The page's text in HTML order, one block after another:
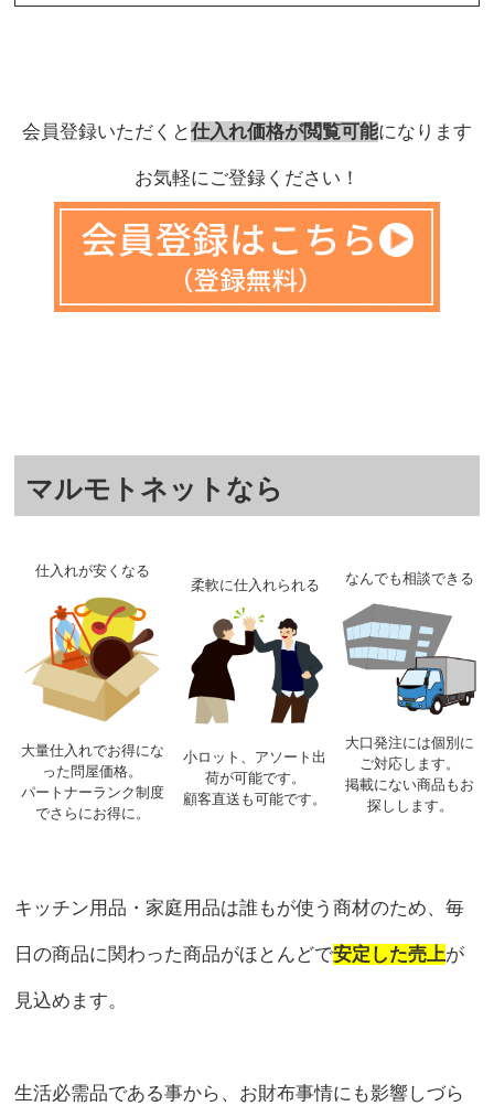
会員登録いただくと仕入れ価格が閲覧可能になります
お気軽にご登録ください！
マルモトネットなら
仕入れが安くなる
大量仕入れでお得にな
った問屋価格。
パートナーランク制度
でさらにお得に。
柔軟に仕入れられる
小ロット、アソート出
荷が可能です。
顧客直送も可能です。
なんでも相談できる
大口発注には個別に
ご対応します。
掲載にない商品もお
探しします。
キッチン用品・家庭用品は誰もが使う商材のため、毎
日の商品に関わった商品がほとんどで安定した売上が
見込めます。
生活必需品である事から、お財布事情にも影響しづら